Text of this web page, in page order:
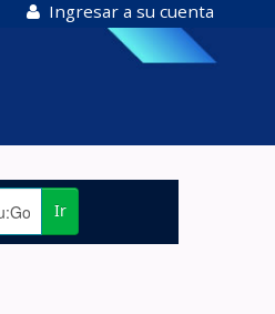
Ingresar a su cuenta
Ir